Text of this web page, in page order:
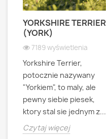
YORKSHIRE TERRIER
(YORK)
7189 wyświetlenia
Yorkshire Terrier,
potocznie nazywany
"Yorkiem", to maly, ale
pewny siebie piesek,
ktory stal sie jednym z...
Czytaj więcej